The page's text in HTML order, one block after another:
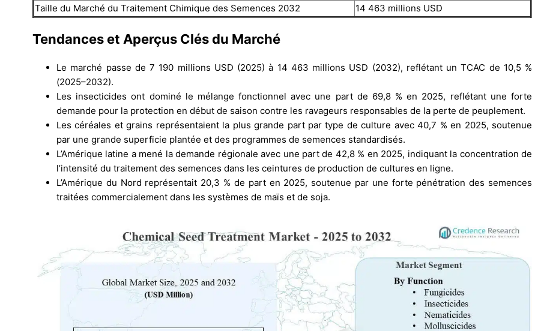
Taille du Marché du Traitement Chimique des Semences 2032
14 463 millions USD
Tendances et Aperçus Clés du Marché
Le marché passe de 7 190 millions USD (2025) à 14 463 millions USD (2032), reflétant un TCAC de 10,5 %
(2025–2032).
Les insecticides ont dominé le mélange fonctionnel avec une part de 69,8 % en 2025, reflétant une forte
demande pour la protection en début de saison contre les ravageurs responsables de la perte de peuplement.
Les céréales et grains représentaient la plus grande part par type de culture avec 40,7 % en 2025, soutenue
par une grande superficie plantée et des programmes de semences standardisés.
L’Amérique latine a mené la demande régionale avec une part de 42,8 % en 2025, indiquant la concentration de
l’intensité du traitement des semences dans les ceintures de production de cultures en ligne.
L’Amérique du Nord représentait 20,3 % de part en 2025, soutenue par une forte pénétration des semences
traitées commercialement dans les systèmes de maïs et de soja.